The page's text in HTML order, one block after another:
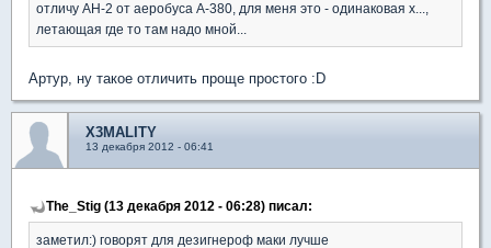
отличу АН-2 от аеробуса А-380, для меня это - одинаковая х...,
летающая где то там надо мной...
Артур, ну такое отличить проще простого :D
X3MALITY
13 декабря 2012 - 06:41
The_Stig (13 декабря 2012 - 06:28) писал:
заметил:) говорят для дезигнероф маки лучше